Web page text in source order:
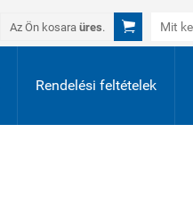
Az Ön kosara üres. 
Rendelési feltételek